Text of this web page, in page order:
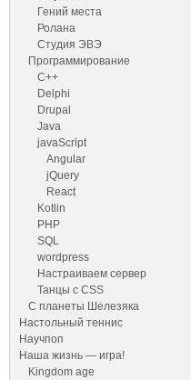
Гений места
Ролана
Студия ЭВЭ
Программирование
C++
Delphi
Drupal
Java
javaScript
Angular
jQuery
React
Kotlin
PHP
SQL
wordpress
Настраиваем сервер
Танцы с CSS
С планеты Шелезяка
Настольный теннис
Научпоп
Наша жизнь — игра!
Kingdom age